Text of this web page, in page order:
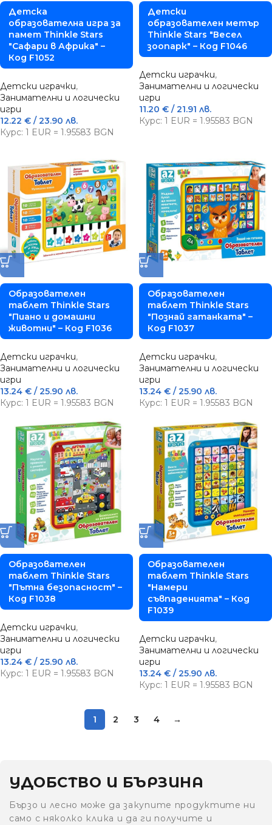
Детска
образователна игра за
памет Thinkle Stars
"Сафари в Африка" –
Код F1052
Детски играчки,
Занимателни и логически
игри
12.22 € / 23.90 лв.
Курс: 1 EUR = 1.95583 BGN
Детски
образователен метър
Thinkle Stars "Весел
зоопарк" – Код F1046
Детски играчки,
Занимателни и логически
игри
11.20 € / 21.91 лв.
Курс: 1 EUR = 1.95583 BGN
Образователен
таблет Thinkle Stars
"Пиано и домашни
животни" – Код F1036
Детски играчки,
Занимателни и логически
игри
13.24 € / 25.90 лв.
Курс: 1 EUR = 1.95583 BGN
Образователен
таблет Thinkle Stars
"Познай гатанката" –
Код F1037
Детски играчки,
Занимателни и логически
игри
13.24 € / 25.90 лв.
Курс: 1 EUR = 1.95583 BGN
Образователен
таблет Thinkle Stars
"Пътна безопасност" –
Код F1038
Детски играчки,
Занимателни и логически
игри
13.24 € / 25.90 лв.
Курс: 1 EUR = 1.95583 BGN
Образователен
таблет Thinkle Stars
"Намери
съвпаденията" – Код
F1039
Детски играчки,
Занимателни и логически
игри
13.24 € / 25.90 лв.
Курс: 1 EUR = 1.95583 BGN
1 2 3 4 →
УДОБСТВО И БЪРЗИНА
Бързо и лесно може да закупите продуктите ни
само с няколко клика и да ги получите и